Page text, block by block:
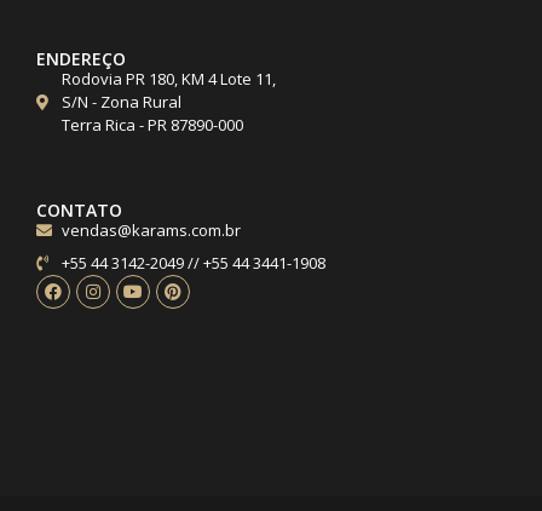
ENDEREÇO
Rodovia PR 180, KM 4 Lote 11,
S/N - Zona Rural
Terra Rica - PR 87890-000
CONTATO
vendas@karams.com.br
+55 44 3142-2049 // +55 44 3441-1908